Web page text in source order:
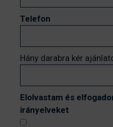
Telefon
Hány darabra kér
Elolvastam és
irányelveket